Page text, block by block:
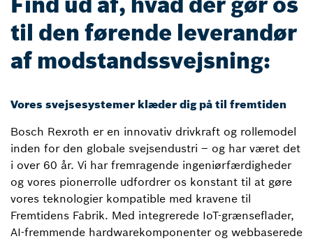
til den førende leverandør
af modstandssvejsning:
Vores svejsesystemer klæder dig på til fremtiden
Bosch Rexroth er en innovativ drivkraft og rollemodel
inden for den globale svejsendustri – og har været det
i over 60 år. Vi har fremragende ingeniørfærdigheder
og vores pionerrolle udfordrer os konstant til at gøre
vores teknologier kompatible med kravene til
Fremtidens Fabrik. Med integrerede IoT-grænseflader,
AI-fremmende hardwarekomponenter og webbaserede